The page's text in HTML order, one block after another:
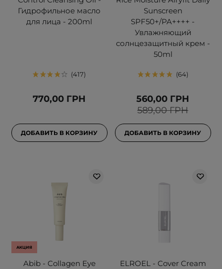
Гидрофильное масло
для лица - 200ml
417
770,00 ГРН
ДОБАВИТЬ В КОРЗИНУ
Sunscreen
SPF50+/PA++++ -
Увлажняющий
солнцезащитный крем -
50ml
64
589,00 ГРН
560,00 ГРН
ДОБАВИТЬ В КОРЗИНУ
АКЦИЯ
Abib - Collagen Eye
ELROEL - Cover Cream